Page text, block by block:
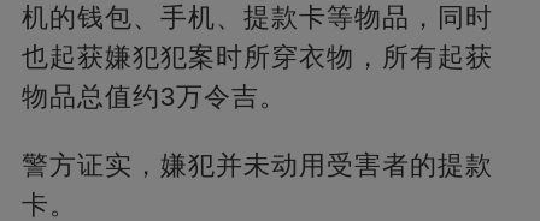
机的钱包、手机、提款卡等物品，同时
也起获嫌犯犯案时所穿衣物，所有起获
物品总值约3万令吉。
警方证实，嫌犯并未动用受害者的提款
卡。